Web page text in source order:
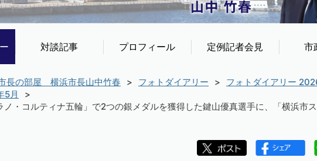
対談記事 プロフィール 定例記者会見 市
長の部屋 横浜市長山中竹春 フォトダイアリー
フォトダイアリー
5月
・コルティナ五輪」で2つの銀メダルを獲得した鍵山優真選手に、「横浜市